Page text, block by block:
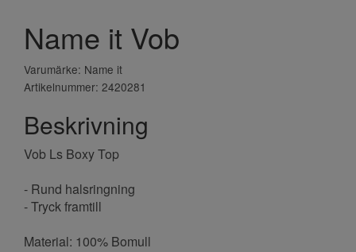
Name it Vob
Varumärke: Name it
Artikelnummer: 2420281
Beskrivning
Vob Ls Boxy Top
- Rund halsringning
- Tryck framtill
Material: 100% Bomull